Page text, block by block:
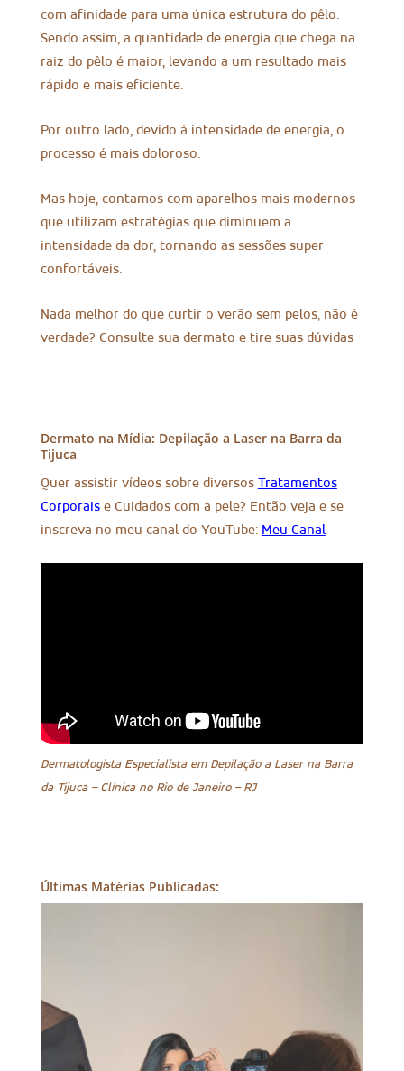
com afinidade para uma única estrutura do pêlo.
Sendo assim, a quantidade de energia que chega na
raiz do pêlo é maior, levando a um resultado mais
rápido e mais eficiente.
Por outro lado, devido à intensidade de energia, o
processo é mais doloroso.
Mas hoje, contamos com aparelhos mais modernos
que utilizam estratégias que diminuem a
intensidade da dor, tornando as sessões super
confortáveis.
Nada melhor do que curtir o verão sem pelos, não é
verdade? Consulte sua dermato e tire suas dúvidas
Dermato na Mídia: Depilação a Laser na Barra da
Tijuca
Quer assistir vídeos sobre diversos Tratamentos
Corporaise Cuidados com a pele? Então veja e se
inscreva no meu canal do YouTube: Meu Canal
Dermatologista Especialista em Depilação a Laser na Barra
da Tijuca– Clínica no Rio de Janeiro – RJ
Últimas Matérias Publicadas: